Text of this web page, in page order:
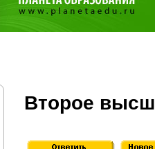
Второе